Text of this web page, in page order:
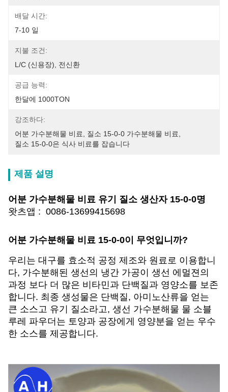
배달 시간:
7-10 일
지불 조건:
L/C (신용장), 전신환
공급 능력:
한달에 1000TON
강조하다:
어분 가수분해물 비료
질소 15-0-0 가수분해물 비료
질소 15-0-0은 식사 비료를 잡습니다
제품 설명
어분 가수분해물 비료 유기 질소 생산자 15-0-0명
왓츠앱 : 0086-13699415698
어분 가수분해물 비료 15-0-0이 무엇입니까?
우리는 대구를 효소적 공정 제조와 원료로 이용합니
다, 가수분해된 생선의 냉간 가공이 생선 에멀젼의
과정 보다 더 많은 비타민과 단백질과 영양소를 보존
합니다. 최종 생성물은 단백질, 아미노산류을 얻는
큰 소스고 유기 질소라고, 생선 가수분해물 물 소블
루레 파우더는 토양과 공장에게 영양분을 얻는 우수
한 소스를 제공합니다.